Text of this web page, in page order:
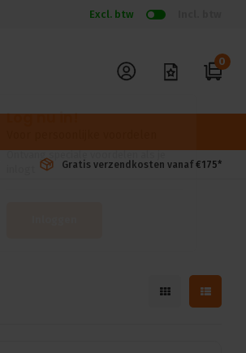
Excl. btw
0
Gratis verzendkosten vanaf €175*